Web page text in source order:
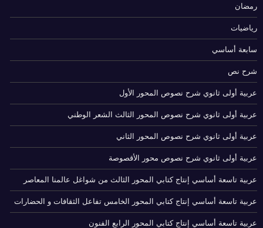
رمضان
رياضيات
سابعة أساسي
شرح نص
عربية أولى ثانوي شرح نصوص المحور الأول
عربية أولى ثانوي شرح نصوص المحور الثالث الشعر الوطني
عربية أولى ثانوي شرح نصوص المحور الثاني
عربية أولى ثانوي شرح نصوص محور الأقصوصة
عربية تاسعة أساسي إنتاج كتابي المحور الثالث من شواغل عالمنا المعاصر
عربية تاسعة أساسي إنتاج كتابي المحور الخامس تفاعل الثقافات و الحضارات
عربية تاسعة أساسي إنتاج كتابي المحور الرابع الفنون